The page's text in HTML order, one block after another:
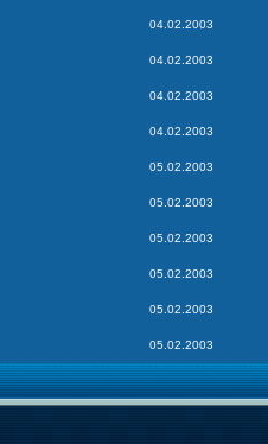
04.02.2003
04.02.2003
04.02.2003
04.02.2003
05.02.2003
05.02.2003
05.02.2003
05.02.2003
05.02.2003
05.02.2003